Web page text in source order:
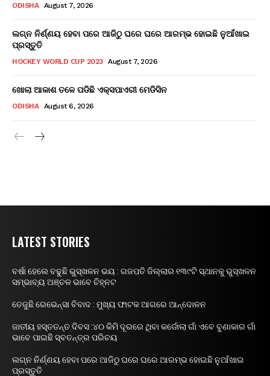
ODISHA August 7, 2026
ଲଗ୍ନ ନିର୍ଣ୍ଣୟ ହେବା ପରେ ଆଜିଠୁ ଘରେ ଘରେ ଆରମ୍ଭ ହୋଇଛି ନୁଆଁଖାଇ
ପ୍ରସ୍ତୁତି
HOCKEY WORLD CUP 2023 August 7, 2026
ଖୋଲା ଆକାଶ ତଳେ ପଡିଛି ଏକ୍ସପାଏରୀ ମେଡିସିନ
ODISHA August 6, 2026
LATEST STORIES
ବର୍ଷା ହେଲେ ବଢୁଛି ଭୁସ୍ଖଳନ ଭୟ : ଗଜପତି ଜିଲ୍ଲାର ୧୩୯ଟି ସ୍ଥାନକୁ ଭୁସ୍ଖଳନ
ସମ୍ଭାବ୍ୟ ଅଞ୍ଚଳ ଭାବେ ଚିହ୍ନଟ
ତେଜୁଛି ରେଭେନ୍ସା ବିବାଦ : ମୁଖ୍ୟ ଫାଟକ ଆଗରେ ଆନ୍ଦୋଳନ
ଜାତୀୟ ହସ୍ତତନ୍ତ ଦିବସ :୪୦ କିମି ଦୂରରେ ଥିବା କର୍ଡୋଲା ଗାଁ ଏବେ ବୁଣାକାର ଗାଁ
ଭାବେ ପାଇଛି ସ୍ବତନ୍ତ୍ର ପରିଚୟ
ଲଗ୍ନ ନିର୍ଣ୍ଣୟ ହେବା ପରେ ଆଜିଠୁ ଘରେ ଘରେ ଆରମ୍ଭ ହୋଇଛି ନୁଆଁଖାଇ
ପ୍ରସ୍ତୁତି